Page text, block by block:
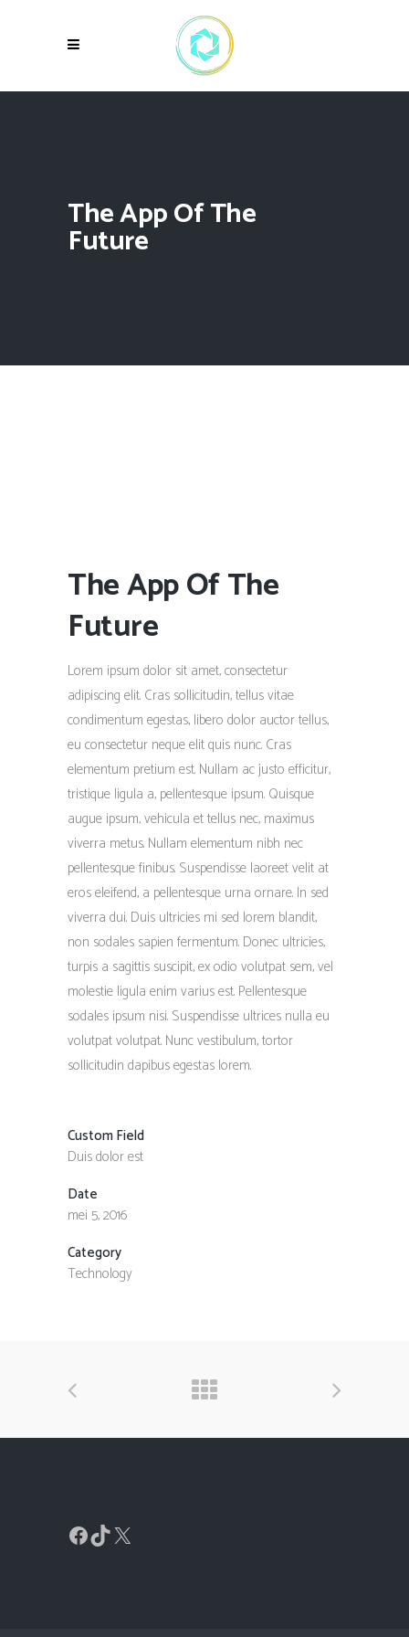
The App Of The
Future
The App Of The
Future
Lorem ipsum dolor sit amet, consectetur
adipiscing elit. Cras sollicitudin, tellus vitae
condimentum egestas, libero dolor auctor tellus,
eu consectetur neque elit quis nunc. Cras
elementum pretium est. Nullam ac justo efficitur,
tristique ligula a, pellentesque ipsum. Quisque
augue ipsum, vehicula et tellus nec, maximus
viverra metus. Nullam elementum nibh nec
pellentesque finibus. Suspendisse laoreet velit at
eros eleifend, a pellentesque urna ornare. In sed
viverra dui. Duis ultricies mi sed lorem blandit,
non sodales sapien fermentum. Donec ultricies,
turpis a sagittis suscipit, ex odio volutpat sem, vel
molestie ligula enim varius est. Pellentesque
sodales ipsum nisi. Suspendisse ultrices nulla eu
volutpat volutpat. Nunc vestibulum, tortor
sollicitudin dapibus egestas lorem.
Custom Field
Duis dolor est
Date
mei 5, 2016
Category
Technology
Facebook
TikTok
X